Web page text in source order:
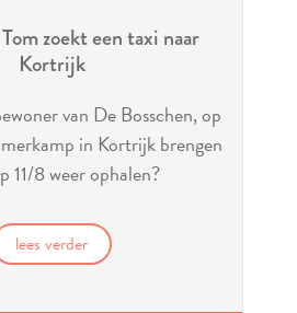
zoekt een taxi naar
Kortrijk
van De Bosschen, op
in Kortrijk brengen
11/8 weer ophalen?
lees verder